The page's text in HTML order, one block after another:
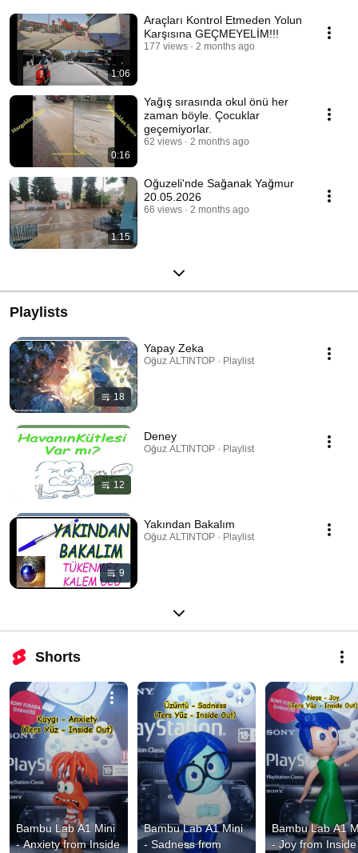
1:06
Araçları Kontrol Etmeden Yolun
Karşısına GEÇMEYELİM!!!
177 views 2 months ago
0:16
Yağış sırasında okul önü her
zaman böyle. Çocuklar
geçemiyorlar.
62 views 2 months ago
1:15
Oğuzeli'nde Sağanak Yağmur
20.05.2026
66 views 2 months ago
Playlists
18
Yapay Zeka
Oğuz ALTINTOP · Playlist
12
Deney
Oğuz ALTINTOP · Playlist
9
Yakından Bakalım
Oğuz ALTINTOP · Playlist
Shorts
Bambu Lab A1 Mini
- Anxiety from Inside
Bambu Lab A1 Mini
- Sadness from
Bambu Lab A1
- Joy from Inside